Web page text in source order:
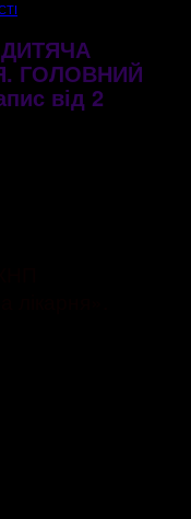
ГОЛОВНИЙ
від 2